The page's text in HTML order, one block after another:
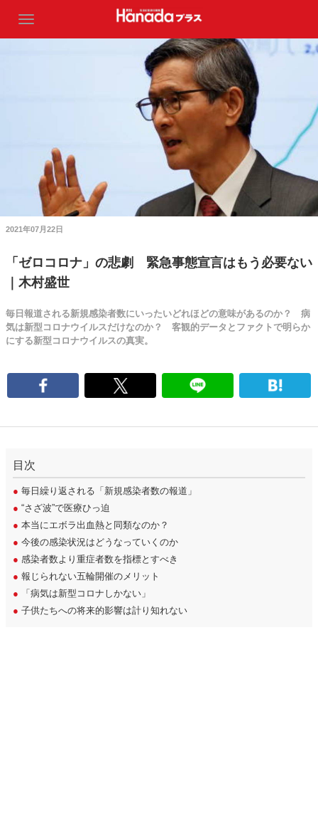
2021年07月22日
「ゼロコロナ」の悲劇 緊急事態宣言はもう必要ない
｜木村盛世
毎日報道される新規感染者数にいったいどれほどの意味があるのか？ 病
気は新型コロナウイルスだけなのか？ 客観的データとファクトで明らか
にする新型コロナウイルスの真実。
目次
● 毎日繰り返される「新規感染者数の報道」
● “さざ波”で医療ひっ迫
● 本当にエボラ出血熱と同類なのか？
● 今後の感染状況はどうなっていくのか
● 感染者数より重症者数を指標とすべき
● 報じられない五輪開催のメリット
● 「病気は新型コロナしかない」
● 子供たちへの将来的影響は計り知れない